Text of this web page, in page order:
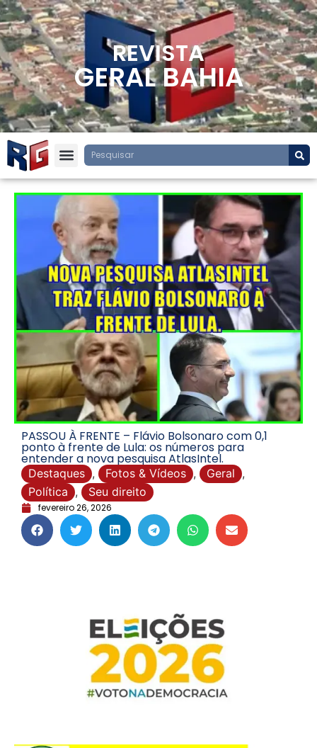
REVISTA
GERAL BAHIA
PASSOU À FRENTE – Flávio Bolsonaro com 0,1
ponto à frente de Lula: os números para
entender a nova pesquisa AtlasIntel.
Destaques , Fotos & Vídeos , Geral ,
Política , Seu direito
fevereiro 26, 2026